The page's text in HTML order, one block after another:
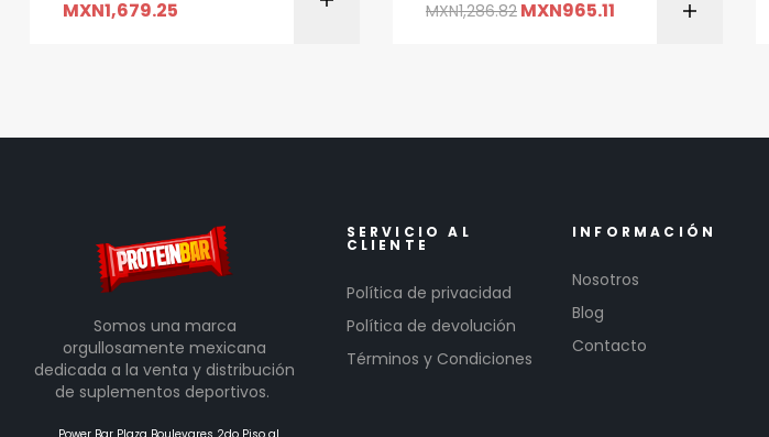
MXN1,679.25 MXN1,286.82 MXN965.11
Somos una marca
orgullosamente mexicana
dedicada a la venta y distribución
de suplementos deportivos.
SERVICIO AL
CLIENTE
Política de privacidad
Política de devolución
Términos y Condiciones
INFORMACIÓN
Nosotros
Blog
Contacto